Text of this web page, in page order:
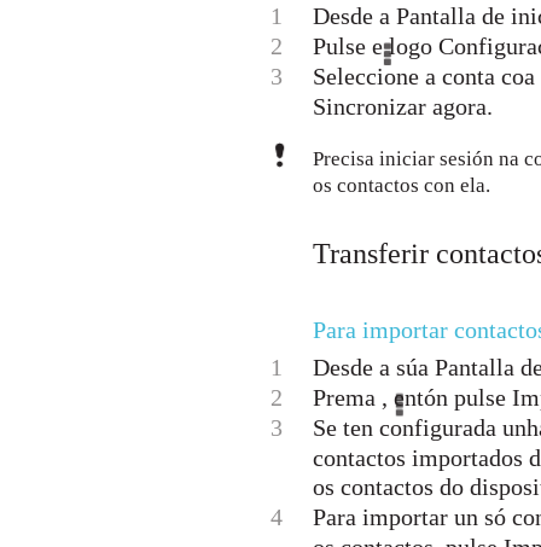
1
Desde a Pantalla de
2
Pulse e logo
3
Seleccione a conta
Sincronizar agora.
Precisa iniciar sesión na
os contactos con ela.
Transferir
Para importar
1
Desde a súa Pantalla
2
Prema , entón pulse
3
Se ten configurada
contactos importados
os contactos do
4
Para importar un só